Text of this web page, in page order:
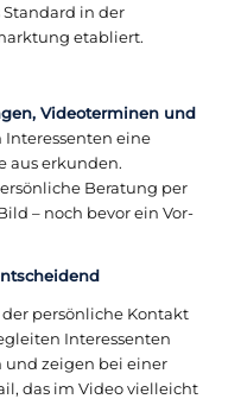
Standard in der
etabliert.
Videoterminen und
eine
aus erkunden.
Beratung per
– noch bevor ein Vor-
persönliche Kontakt
Interessenten
zeigen bei einer
das im Video vielleicht